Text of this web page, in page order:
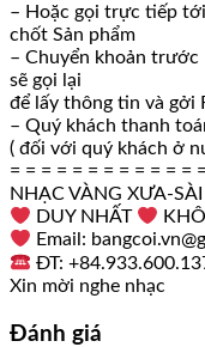
– Hoặc gọi trực tiếp
chốt Sản phẩm
– Chuyển khoản
sẽ gọi lại
để lấy thông tin và gởi
– Quý khách thanh
( đối với quý khách ở
= = = = = = = = = = = =
NHẠC VÀNG XƯA-
DUY NHẤT
Email:
ĐT:
Xin mời nghe nhạc
Đánh giá